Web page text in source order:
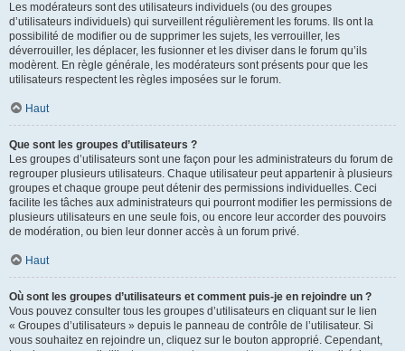
Les modérateurs sont des utilisateurs individuels (ou des groupes
d’utilisateurs individuels) qui surveillent régulièrement les forums. Ils ont la
possibilité de modifier ou de supprimer les sujets, les verrouiller, les
déverrouiller, les déplacer, les fusionner et les diviser dans le forum qu’ils
modèrent. En règle générale, les modérateurs sont présents pour que les
utilisateurs respectent les règles imposées sur le forum.
Haut
Que sont les groupes d’utilisateurs ?
Les groupes d’utilisateurs sont une façon pour les administrateurs du forum de
regrouper plusieurs utilisateurs. Chaque utilisateur peut appartenir à plusieurs
groupes et chaque groupe peut détenir des permissions individuelles. Ceci
facilite les tâches aux administrateurs qui pourront modifier les permissions de
plusieurs utilisateurs en une seule fois, ou encore leur accorder des pouvoirs
de modération, ou bien leur donner accès à un forum privé.
Haut
Où sont les groupes d’utilisateurs et comment puis-je en rejoindre un ?
Vous pouvez consulter tous les groupes d’utilisateurs en cliquant sur le lien
« Groupes d’utilisateurs » depuis le panneau de contrôle de l’utilisateur. Si
vous souhaitez en rejoindre un, cliquez sur le bouton approprié. Cependant,